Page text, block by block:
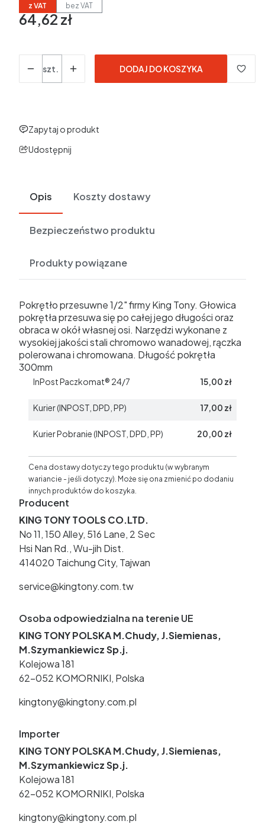
z VAT bez VAT
Cena
64,62 zł
w tym 23% VAT
w tym
szt.
DODAJ DO KOSZYKA
Zapytaj o produkt
Udostępnij
Opis Koszty dostawy
Bezpieczeństwo produktu
Produkty powiązane
Pokrętło przesuwne 1/2" firmy King Tony. Głowica
pokrętła przesuwa się po całej jego długości oraz
obraca w okół własnej osi. Narzędzi wykonane z
wysokiej jakości stali chromowo wanadowej, rączka
polerowana i chromowana. Długość pokrętła
300mm
InPost Paczkomat® 24/7 15,00 zł
Kurier (INPOST, DPD, PP) 17,00 zł
Kurier Pobranie (INPOST, DPD, PP) 20,00 zł
Cena dostawy dotyczy tego produktu (w wybranym
wariancie - jeśli dotyczy). Może się ona zmienić po dodaniu
innych produktów do koszyka.
Producent
KING TONY TOOLS CO.LTD.
No 11, 150 Alley, 516 Lane, 2 Sec
Hsi Nan Rd., Wu-jih Dist.
414020 Taichung City, Tajwan
service@kingtony.com.tw
Osoba odpowiedzialna na terenie UE
KING TONY POLSKA M.Chudy, J.Siemienas,
M.Szymankiewicz Sp.j.
Kolejowa 181
62-052 KOMORNIKI, Polska
kingtony@kingtony.com.pl
Importer
KING TONY POLSKA M.Chudy, J.Siemienas,
M.Szymankiewicz Sp.j.
Kolejowa 181
62-052 KOMORNIKI, Polska
kingtony@kingtony.com.pl